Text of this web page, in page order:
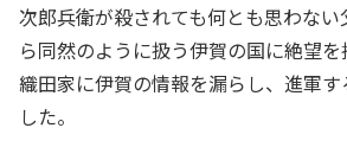
次郎兵衛が殺されても何とも思わな
ら同然のように扱う伊賀の国に絶望を
織田家に伊賀の情報を漏らし、進軍
した。